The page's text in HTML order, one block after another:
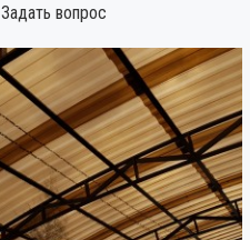
Задать вопрос